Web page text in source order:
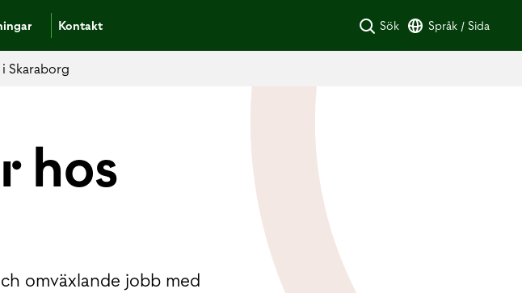
Kontakt Sök Språk / Sida
Skaraborg
hos
omväxlande jobb med